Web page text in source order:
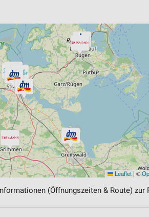
Leaflet | ©
(Öffnungszeiten & Route) zur